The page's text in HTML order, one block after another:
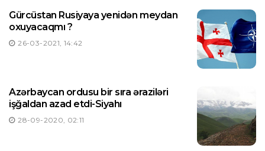
Gürcüstan Rusiyaya yenidən meydan
oxuyacaqmı ?
26-03-2021, 14:42
Azərbaycan ordusu bir sıra əraziləri
işğaldan azad etdi-Siyahı
28-09-2020, 02:11